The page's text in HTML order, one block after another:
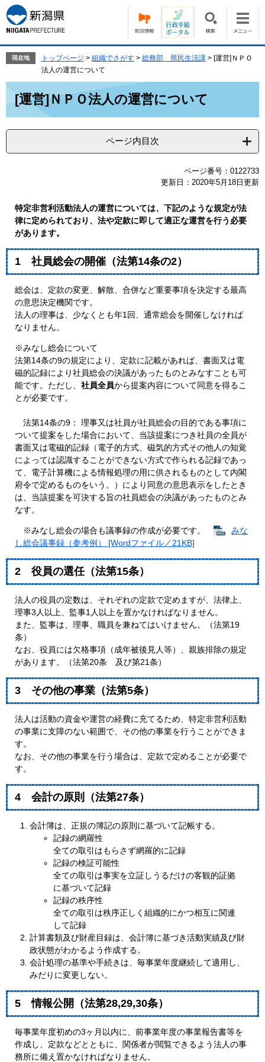
ー
ジ
の
で
す。
ニ
ュ
ー
ば
本
文
現在地 トップページ > 組織でさがす > 総務部 県民生活課 > [運営]ＮＰＯ
法人の運営について
[運営]ＮＰＯ法人の運営について
ページ内目次
ページ番号：0122733
更新日：2020年5月18日更新
特定非営利活動法人の運営については、下記のような規定が法
律に定められており、法や定款に即して適正な運営を行う必要
があります。
1 社員総会の開催（法第14条の2）
総会は、定款の変更、解散、合併など重要事項を決定する最高
の意思決定機関です。
法人の理事は、少なくとも年1回、通常総会を開催しなければ
なりません。
※みなし総会について
法第14条の9の規定により、定款に記載があれば、書面又は電
磁的記録により社員総会の決議があったものとみなすことも可
能です。ただし、 社員全員から提案内容について同意を得るこ
とが必要です。
法第14条の9： 理事又は社員が社員総会の目的である事項に
ついて提案をした場合において、当該提案につき社員の全員が
書面又は電磁的記録（電子的方式、磁気的方式その他人の知覚
によっては認識することができない方式で作られる記録であっ
て、電子計算機による情報処理の用に供されるものとして内閣
府令で定めるものをいう。）により同意の意思表示をしたとき
は、当該提案を可決する旨の社員総会の決議があったものとみ
なす。
※みなし総会の場合も議事録の作成が必要です。
みな
し総会議事録（参考例） [Wordファイル／21KB]
2 役員の選任（法第15条）
法人の役員の定数は、それぞれの定款で定めますが、法律上、
理事3人以上、監事1人以上を置かなければなりません。
また、監事は、理事、職員を兼ねてはいけません。（法第19
条）
なお、役員には欠格事項（成年被後見人等）、親族排除の規定
があります。（法第20条 及び第21条）
3 その他の事業（法第5条）
法人は活動の資金や運営の経費に充てるため、特定非営利活動
の事業に支障のない範囲で、その他の事業を行うことができま
す。
なお、その他の事業を行う場合は、定款で定めることが必要で
す。
4 会計の原則（法第27条）
会計簿は、正規の簿記の原則に基づいて記帳する。
記録の網羅性
全ての取引はもらさず網羅的に記録
記録の検証可能性
全ての取引は事実を立証しうるだけの客観的証拠
に基づいて記録
記録の秩序性
全ての取引は秩序正しく組織的にかつ相互に関連
して記録
計算書類及び財産目録は、会計簿に基づき活動実績及び財
政状態がわかるよう作成する。
会計処理の基準や手続きは、毎事業年度継続して適用し、
みだりに変更しない。
5 情報公開（法第28,29,30条）
毎事業年度初めの3ヶ月以内に、前事業年度の事業報告書等を
作成し、定款などとともに、関係者が閲覧できるよう法人の事
務所に備え置かなければなりません。